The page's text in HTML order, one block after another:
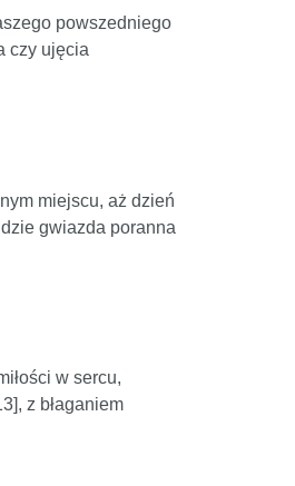
powszedniego
czy ujęcia
miejscu, aż dzień
gwiazda poranna
w sercu,
z błaganiem